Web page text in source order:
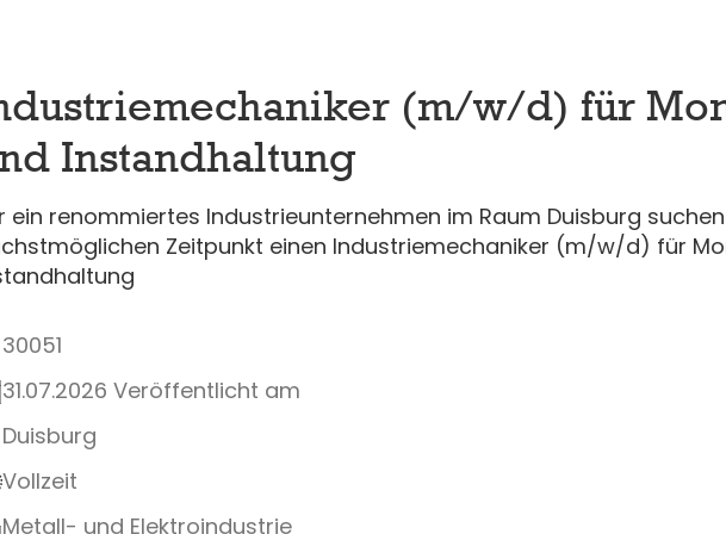
(m/w/d) für
Instandhaltung
ein renommiertes Industrieunternehmen im Raum Duisburg
Zeitpunkt einen Industriemechaniker (m/w/d) für
30051
31.07.2026 Veröffentlicht am
Duisburg
Vollzeit
Metall- und Elektroindustrie